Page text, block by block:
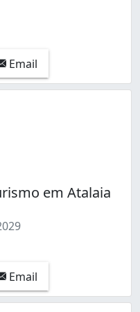
Email
em Atalaia
Email